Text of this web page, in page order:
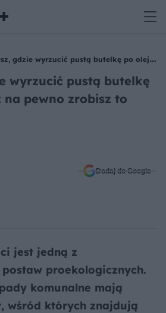
gdzie wyrzucić pustą butelkę po oleju?
dobrze!
wyrzucić pustą butelkę
na pewno zrobisz to
Dodaj do Google
jest jedną z
proekologicznych.
komunalne mają
wśród których znajdują